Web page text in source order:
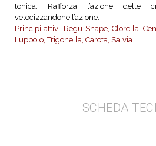
tonica. Rafforza l’azione delle
velocizzandone l’azione.
Principi attivi: Regu-Shape, Clorella,
Luppolo, Trigonella, Carota, Salvia.
SCHEDA